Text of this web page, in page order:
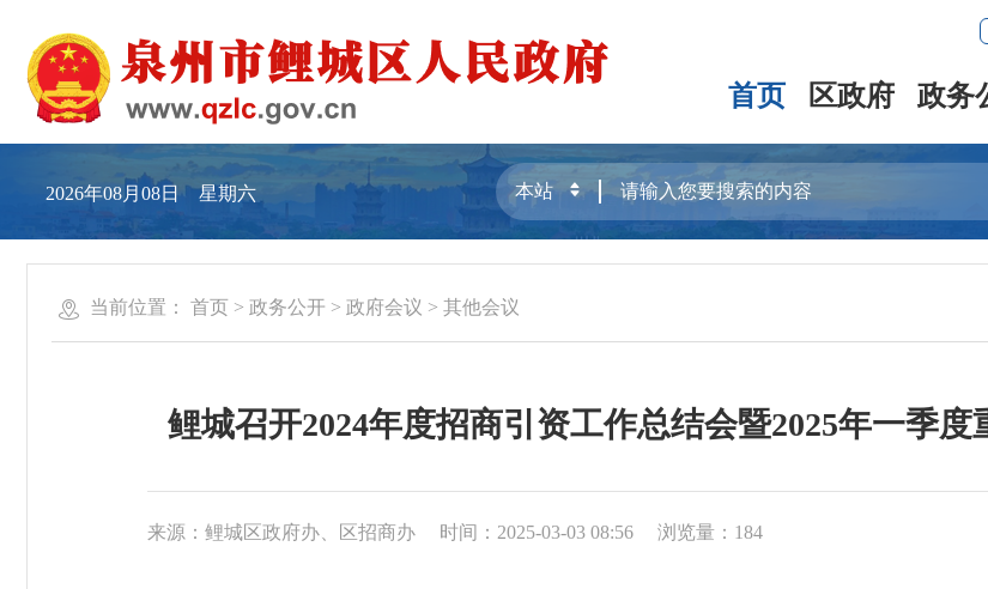
首页 区政府 政务
2026年08月08日 星期六
当前位置： 首页 > 政务公开 > 政府会议 > 其他会议
鲤城召开2024年度招商引资工作总结会暨2025年一季
来源：鲤城区政府办、区招商办 时间：2025-03-03 08:56 浏览量： 184